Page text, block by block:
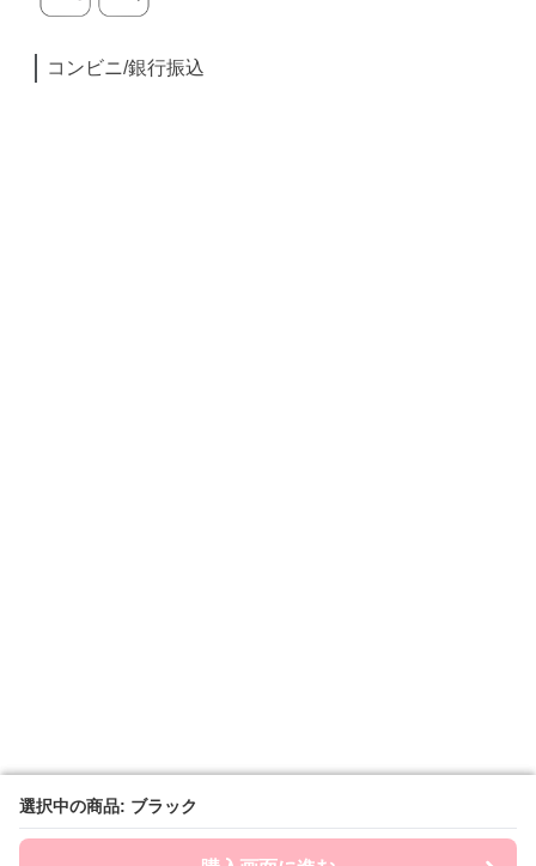
選択中の商品: ブラック
選択中の商品: ブラック
コンビニ/銀行振込